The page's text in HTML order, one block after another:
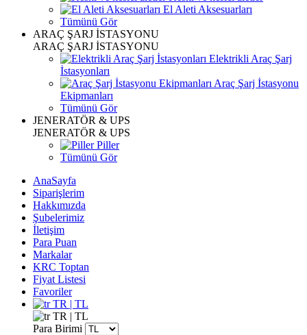
El Aleti Aksesuarları
Tümünü Gör
ARAÇ ŞARJ İSTASYONU
ARAÇ ŞARJ İSTASYONU
Elektrikli Araç Şarj
İstasyonları
Araç Şarj İstasyonu
Ekipmanları
Tümünü Gör
JENERATÖR & UPS
JENERATÖR & UPS
Piller
Tümünü Gör
AnaSayfa
Siparişlerim
Hakkımızda
Şubelerimiz
İletişim
Para Puan
Markalar
KRC Toptan
Fiyat Listesi
Favoriler
TR | TL
TR | TL
Para Birimi